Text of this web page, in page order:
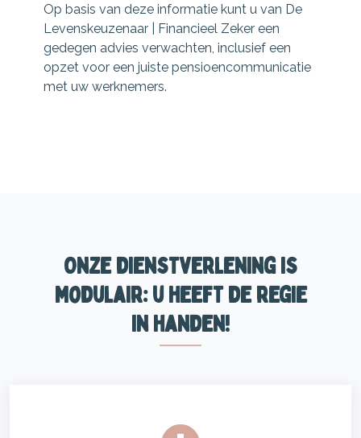
Op basis van deze informatie kunt u van De
Levenskeuzenaar | Financieel Zeker een
gedegen advies verwachten, inclusief een
opzet voor een juiste pensioencommunicatie
met uw werknemers.
Onze dienstverlening is
modulair: u heeft de regie
in handen!